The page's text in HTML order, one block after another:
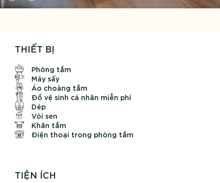
THIẾT BỊ
Phòng tắm
Máy sấy
Áo choàng tắm
Đồ vệ sinh cá nhân miễn phí
Dép
Vòi sen
Khăn tắm
Điện thoại trong phòng tắm
TIỆN ÍCH